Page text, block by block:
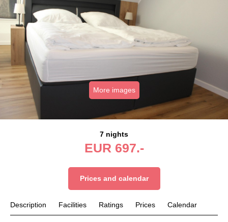
More images
7 nights
EUR 697.-
Prices and calendar
Description Facilities Ratings Prices Calendar